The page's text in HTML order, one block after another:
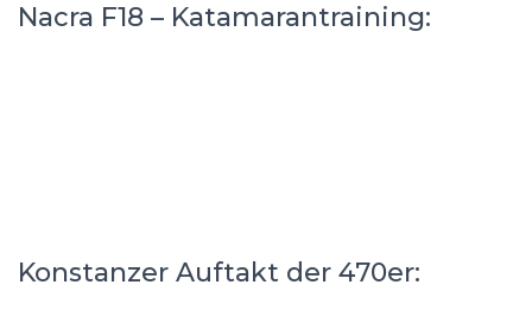
Nacra F18 – Katamarantraining:
Konstanzer Auftakt der 470er: